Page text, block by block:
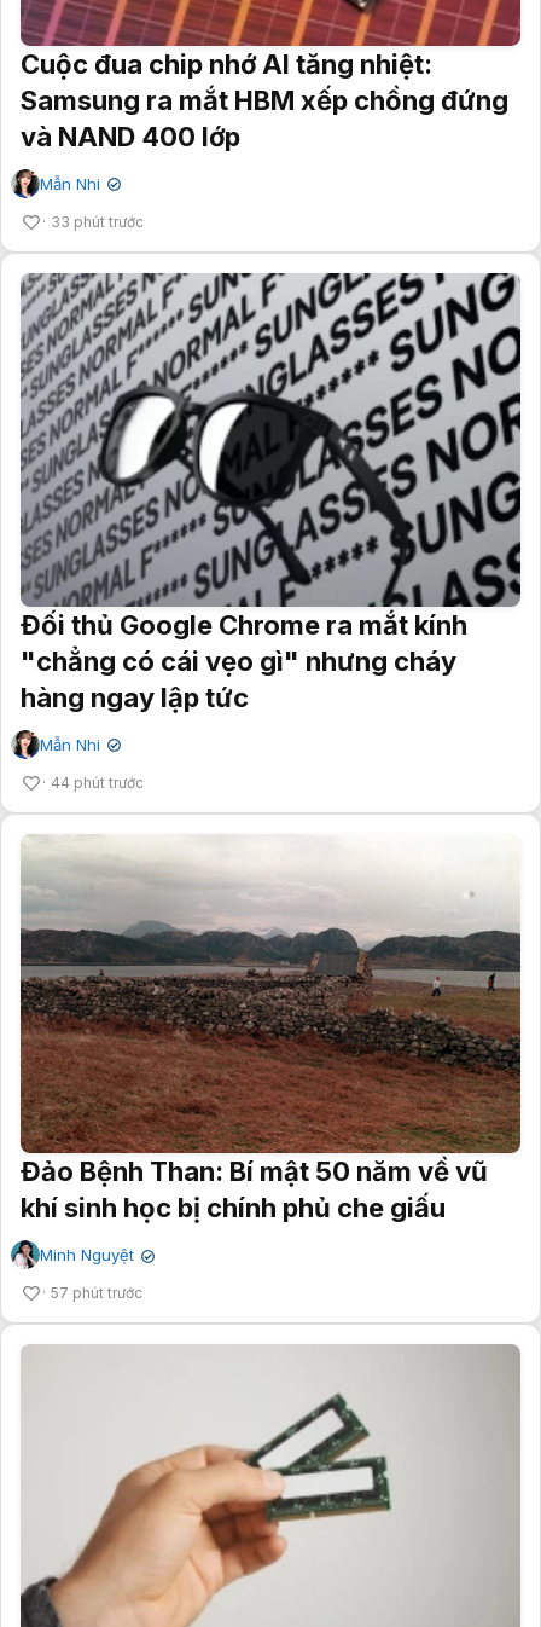
Cuộc đua chip nhớ AI tăng nhiệt:
Samsung ra mắt HBM xếp chồng đứng
và NAND 400 lớp
Mẫn Nhi ✔
33 phút trước
Đối thủ Google Chrome ra mắt kính
"chẳng có cái vẹo gì" nhưng cháy
hàng ngay lập tức
Mẫn Nhi ✔
44 phút trước
Đảo Bệnh Than: Bí mật 50 năm về vũ
khí sinh học bị chính phủ che giấu
Minh Nguyệt ✔
57 phút trước